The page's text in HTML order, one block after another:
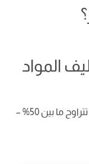
المواد
تكلفة مشروع تعبئة وتغليف المواد الغذائية تتراوح ما بين 50% –